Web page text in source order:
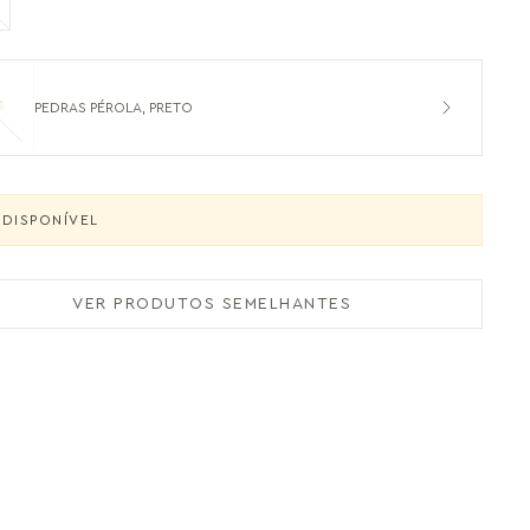
PEDRAS PÉROLA, PRETO
VER PRODUTOS SEMELHANTES